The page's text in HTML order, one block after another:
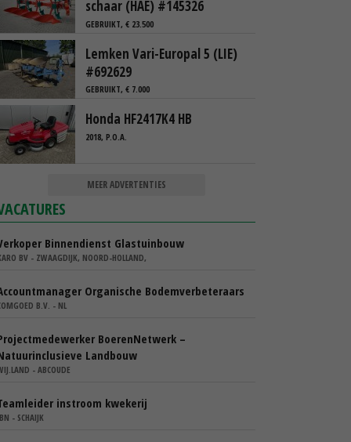
schaar (HAE) #145326
GEBRUIKT, € 23.500
Lemken Vari-Europal 5 (LIE)
#692629
GEBRUIKT, € 7.000
Honda HF2417K4 HB
2018, P.O.A.
MEER ADVERTENTIES
Binnendienst Glastuinbouw
BV - ZWAAGDIJK, NOORD-HOLLAND,
Organische Bodemverbeteraars
B.V. - NL
BoerenNetwerk –
Landbouw
- ABCOUDE
instroom kwekerij
- SCHAIJK